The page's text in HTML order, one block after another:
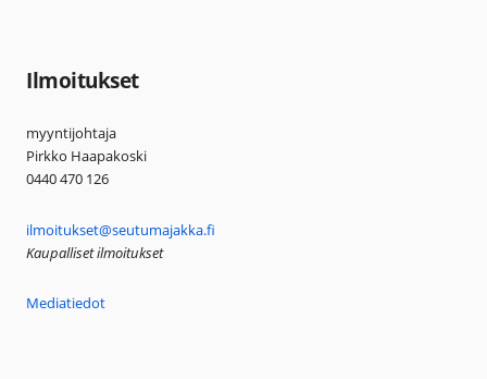
Ilmoitukset
myyntijohtaja
Pirkko Haapakoski
0440 470 126
ilmoitukset@seutumajakka.fi
Kaupalliset ilmoitukset
Mediatiedot